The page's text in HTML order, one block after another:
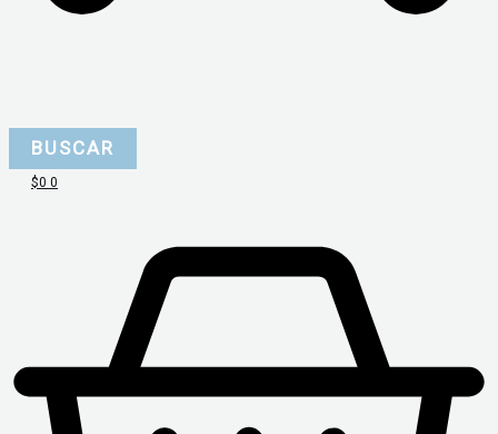
BUSCAR
$0 0